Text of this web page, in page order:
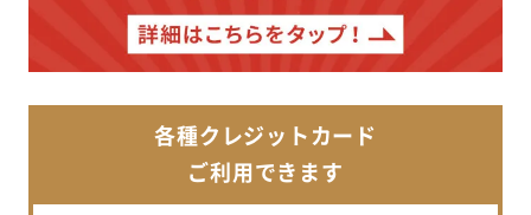
各種クレジットカード
ご利用できます